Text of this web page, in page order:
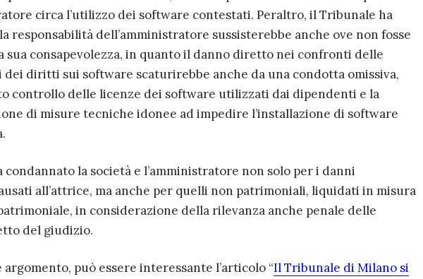
circa l’utilizzo dei software contestati. Peraltro, il Tribunale ha
responsabilità dell’amministratore sussisterebbe anche ove non fosse
sua consapevolezza, in quanto il danno diretto nei confronti delle
diritti sui software scaturirebbe anche da una condotta omissiva,
controllo delle licenze dei software utilizzati dai dipendenti e la
di misure tecniche idonee ad impedire l’installazione di software
la società e l’amministratore non solo per i danni
all’attrice, ma anche per quelli non patrimoniali, liquidati in misura
in considerazione della rilevanza anche penale delle
del giudizio.
argomento, può essere interessante l’articolo “Il Tribunale di Milano si